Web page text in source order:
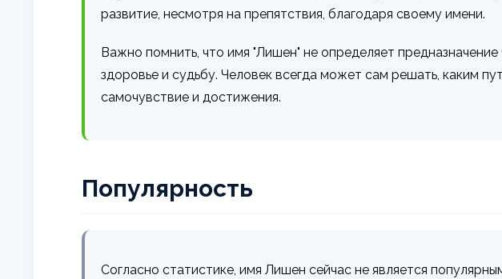
развитие, несмотря на препятствия, благодаря своему имени.
Важно помнить, что имя "Лишен" не определяет
здоровье и судьбу. Человек всегда может сам решать, каким
самочувствие и достижения.
Популярность
Согласно статистике, имя Лишен сейчас не является